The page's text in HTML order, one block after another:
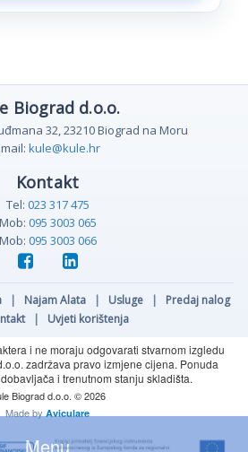
Biograd d.o.o.
32, 23210 Biograd na Moru
kule@kule.hr
Kontakt
Tel: 023 317 475
Mob: 095 3003 065
Mob: 095 3003 066
| Najam Alata | Usluge |
Predaj nalog
|
Uvjeti korištenja
i ne moraju odgovarati stvarnom izgledu
zadržava pravo izmjene cijena. Ponuda
i trenutnom stanju skladišta.
Biograd d.o.o. © 2026
Made by Aviculare
Menu